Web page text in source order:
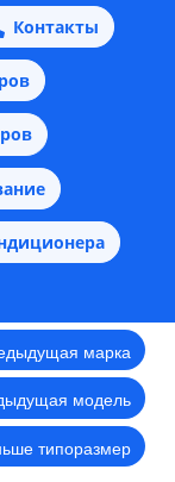
Контакты
марка
модель
типоразмер